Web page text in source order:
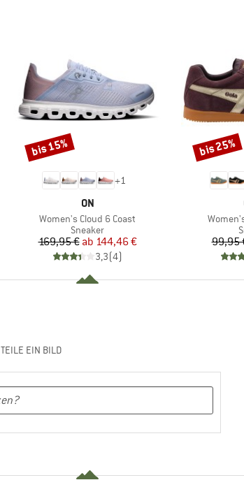
+1
MARKE
ON
Artikel
Women's Cloud 6 Coast
Produktgruppe
Sneaker
Preis
169,95 € reduzierter Preis
ab 144,46 €
3,3(4)
Rabatt
bis 15%
Artikel
99,95
Rabatt
bis 25%
TEILE EIN BILD